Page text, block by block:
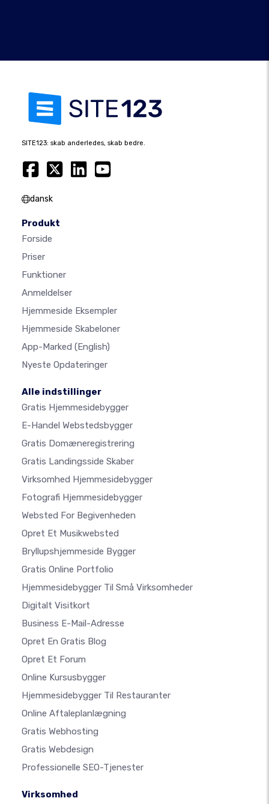
SITE123: skab anderledes, skab bedre.
dansk
Produkt
Forside
Priser
Funktioner
Anmeldelser
Hjemmeside Eksempler
Hjemmeside Skabeloner
App-Marked (English)
Nyeste Opdateringer
Alle indstillinger
Gratis Hjemmesidebygger
E-Handel Webstedsbygger
Gratis Domæneregistrering
Gratis Landingsside Skaber
Virksomhed Hjemmesidebygger
Fotografi Hjemmesidebygger
Websted For Begivenheden
Opret Et Musikwebsted
Bryllupshjemmeside Bygger
Gratis Online Portfolio
Hjemmesidebygger Til Små Virksomheder
Digitalt Visitkort
Business E-Mail-Adresse
Opret En Gratis Blog
Opret Et Forum
Online Kursusbygger
Hjemmesidebygger Til Restauranter
Online Aftaleplanlægning
Gratis Webhosting
Gratis Webdesign
Professionelle SEO-Tjenester
Virksomhed